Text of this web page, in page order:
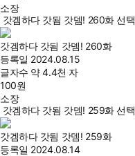
소장
갓겜하다 갓됨 갓뎀! 260화 선택
갓겜하다 갓됨 갓뎀! 260화
등록일 2024.08.15
글자수 약 4.4천 자
100원
소장
갓겜하다 갓됨 갓뎀! 259화 선택
갓겜하다 갓됨 갓뎀! 259화
등록일 2024.08.14